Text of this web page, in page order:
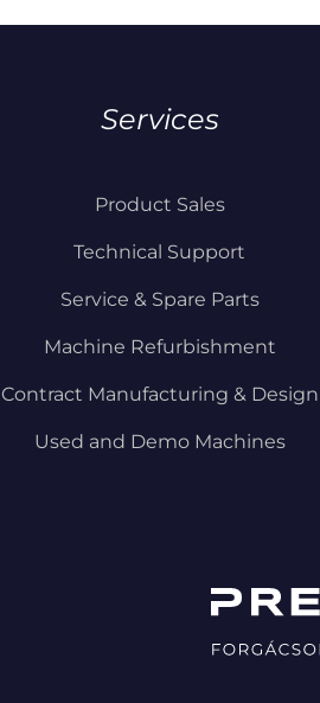
Services
Product Sales
Technical Support
Service & Spare Parts
Machine Refurbishment
Contract Manufacturing & Design
Used and Demo Machines